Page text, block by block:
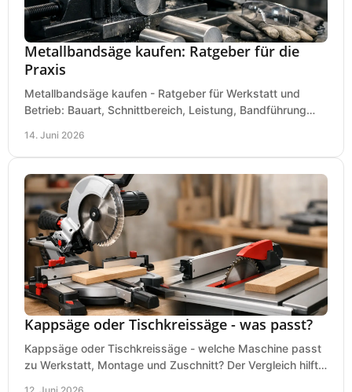
Metallbandsäge kaufen: Ratgeber für die
Praxis
Metallbandsäge kaufen - Ratgeber für Werkstatt und
Betrieb: Bauart, Schnittbereich, Leistung, Bandführung
14. Juni 2026
Kappsäge oder Tischkreissäge - was passt?
Kappsäge oder Tischkreissäge - welche Maschine passt
zu Werkstatt, Montage und Zuschnitt? Der Vergleich hilft